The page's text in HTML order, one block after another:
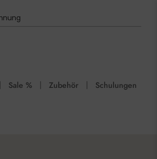
| Sale % | Zubehör | Schulungen